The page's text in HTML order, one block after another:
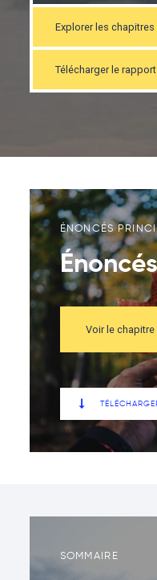
Explorer les chapitres
Télécharger le
ÉNONCÉS
Voir le chapitre
SOMMAIRE